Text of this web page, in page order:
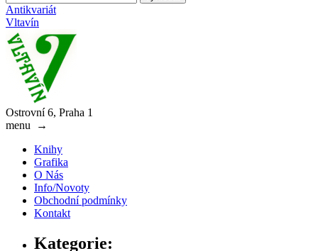
Antikvariát
Vltavín
Ostrovní 6, Praha 1
menu
→
Knihy
Grafika
O Nás
Info/Novoty
Obchodní podmínky
Kontakt
Kategorie: